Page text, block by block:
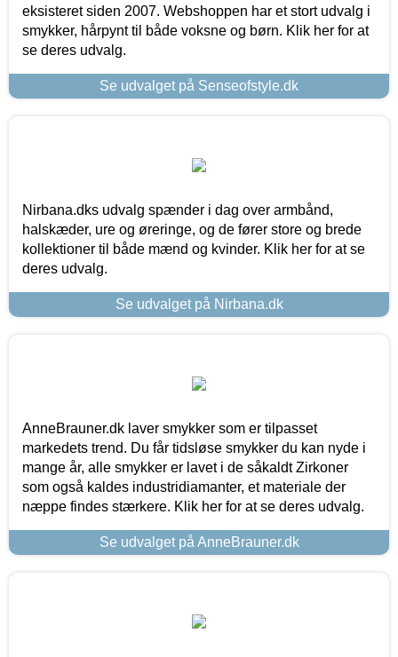
eksisteret siden 2007. Webshoppen har et stort udvalg i
smykker, hårpynt til både voksne og børn. Klik her for at
se deres udvalg.
Se udvalget på Senseofstyle.dk
Nirbana.dks udvalg spænder i dag over armbånd,
halskæder, ure og øreringe, og de fører store og brede
kollektioner til både mænd og kvinder. Klik her for at se
deres udvalg.
Se udvalget på Nirbana.dk
AnneBrauner.dk laver smykker som er tilpasset
markedets trend. Du får tidsløse smykker du kan nyde i
mange år, alle smykker er lavet i de såkaldt Zirkoner
som også kaldes industridiamanter, et materiale der
næppe findes stærkere. Klik her for at se deres udvalg.
Se udvalget på AnneBrauner.dk